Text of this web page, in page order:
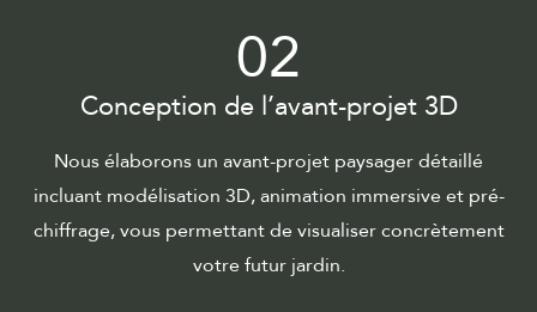
02
Conception de l’avant-projet 3D
Nous élaborons un avant-projet paysager détaillé
incluant modélisation 3D, animation immersive et pré-
chiffrage, vous permettant de visualiser concrètement
votre futur jardin.